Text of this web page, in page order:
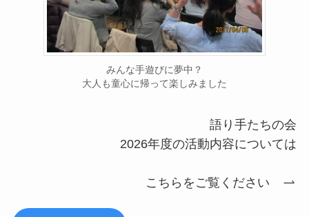
みんな手遊びに夢中？
大人も童心に帰って楽しみました
語り手たちの会
2026年度の活動内容については
こちらをご覧ください